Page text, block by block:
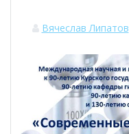
Вячеслав Липатов